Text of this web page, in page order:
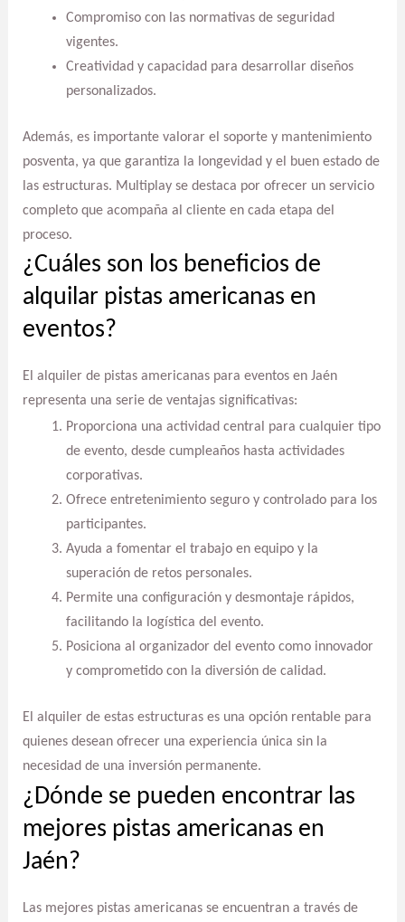
Compromiso con las normativas de seguridad
vigentes.
Creatividad y capacidad para desarrollar diseños
personalizados.
Además, es importante valorar el soporte y mantenimiento
posventa, ya que garantiza la longevidad y el buen estado de
las estructuras. Multiplay se destaca por ofrecer un servicio
completo que acompaña al cliente en cada etapa del
proceso.
¿Cuáles son los beneficios de
alquilar pistas americanas en
eventos?
El alquiler de pistas americanas para eventos en Jaén
representa una serie de ventajas significativas:
Proporciona una actividad central para cualquier tipo
de evento, desde cumpleaños hasta actividades
corporativas.
Ofrece entretenimiento seguro y controlado para los
participantes.
Ayuda a fomentar el trabajo en equipo y la
superación de retos personales.
Permite una configuración y desmontaje rápidos,
facilitando la logística del evento.
Posiciona al organizador del evento como innovador
y comprometido con la diversión de calidad.
El alquiler de estas estructuras es una opción rentable para
quienes desean ofrecer una experiencia única sin la
necesidad de una inversión permanente.
¿Dónde se pueden encontrar las
mejores pistas americanas en
Jaén?
Las mejores pistas americanas se encuentran a través de